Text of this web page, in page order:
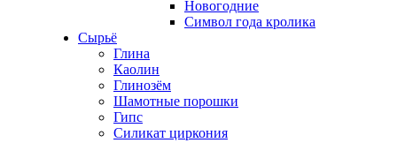
Новогодние
Символ года кролика
Сырьё
Глина
Каолин
Глинозём
Шамотные порошки
Гипс
Силикат циркония